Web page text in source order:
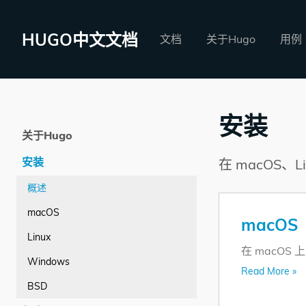
HUGO中文文档 文档 关于Hugo 用例
关于Hugo
安装
概述
macOS
Linux
Windows
BSD
安装
在 macOS、
macOS
在 macOS
Read More »